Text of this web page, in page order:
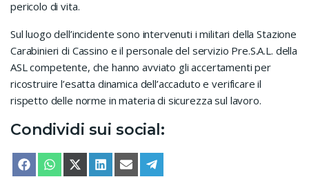
pericolo di vita.
Sul luogo dell’incidente sono intervenuti i militari della Stazione
Carabinieri di Cassino e il personale del servizio Pre.S.A.L. della
ASL competente, che hanno avviato gli accertamenti per
ricostruire l’esatta dinamica dell’accaduto e verificare il
rispetto delle norme in materia di sicurezza sul lavoro.
Condividi sui social:
SHARE ON
FACEBOOKSHARE ON
WHATSAPPSHARE ON
X (TWITTER)
SHARE ON
LINKEDINSHARE ON
EMAIL